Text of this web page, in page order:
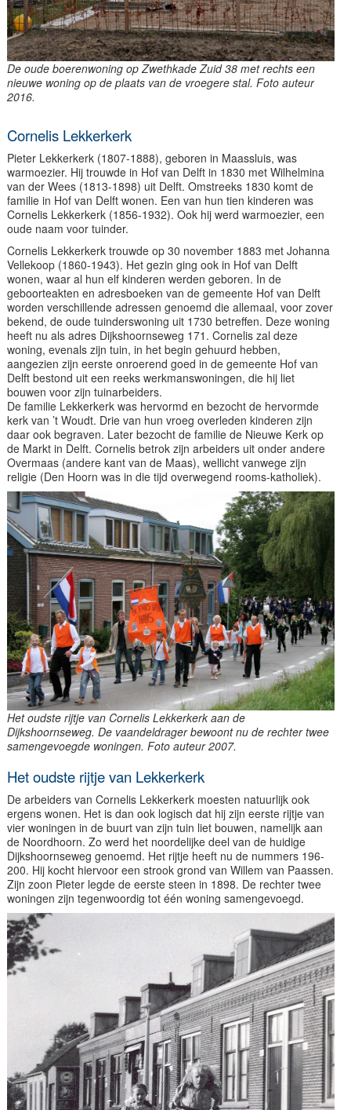
De oude boerenwoning op Zwethkade Zuid 38 met rechts een
nieuwe woning op de plaats van de vroegere stal. Foto auteur
2016.
Cornelis Lekkerkerk
Pieter Lekkerkerk (1807-1888), geboren in Maassluis, was
warmoezier. Hij trouwde in Hof van Delft in 1830 met Wilhelmina
van der Wees (1813-1898) uit Delft. Omstreeks 1830 komt de
familie in Hof van Delft wonen. Een van hun tien kinderen was
Cornelis Lekkerkerk (1856-1932). Ook hij werd warmoezier, een
oude naam voor tuinder.
Cornelis Lekkerkerk trouwde op 30 november 1883 met Johanna
Vellekoop (1860-1943). Het gezin ging ook in Hof van Delft
wonen, waar al hun elf kinderen werden geboren. In de
geboorteakten en adresboeken van de gemeente Hof van Delft
worden verschillende adressen genoemd die allemaal, voor zover
bekend, de oude tuinderswoning uit 1730 betreffen. Deze woning
heeft nu als adres Dijkshoornseweg 171. Cornelis zal deze
woning, evenals zijn tuin, in het begin gehuurd hebben,
aangezien zijn eerste onroerend goed in de gemeente Hof van
Delft bestond uit een reeks werkmanswoningen, die hij liet
bouwen voor zijn tuinarbeiders.
De familie Lekkerkerk was hervormd en bezocht de hervormde
kerk van ’t Woudt. Drie van hun vroeg overleden kinderen zijn
daar ook begraven. Later bezocht de familie de Nieuwe Kerk op
de Markt in Delft. Cornelis betrok zijn arbeiders uit onder andere
Overmaas (andere kant van de Maas), wellicht vanwege zijn
religie (Den Hoorn was in die tijd overwegend rooms-katholiek).
Het oudste rijtje van Cornelis Lekkerkerk aan de
Dijkshoornseweg. De vaandeldrager bewoont nu de rechter twee
samengevoegde woningen. Foto auteur 2007.
Het oudste rijtje van Lekkerkerk
De arbeiders van Cornelis Lekkerkerk moesten natuurlijk ook
ergens wonen. Het is dan ook logisch dat hij zijn eerste rijtje van
vier woningen in de buurt van zijn tuin liet bouwen, namelijk aan
de Noordhoorn. Zo werd het noordelijke deel van de huidige
Dijkshoornseweg genoemd. Het rijtje heeft nu de nummers 196-
200. Hij kocht hiervoor een strook grond van Willem van Paassen.
Zijn zoon Pieter legde de eerste steen in 1898. De rechter twee
woningen zijn tegenwoordig tot één woning samengevoegd.